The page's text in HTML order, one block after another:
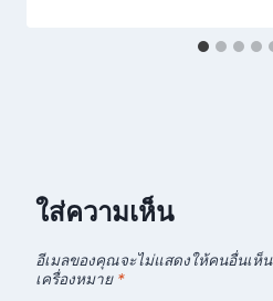
ใส่ความเห็น
อีเมลของคุณจะไม่แสดงให้คนอื่นเห็น
เครื่องหมาย *